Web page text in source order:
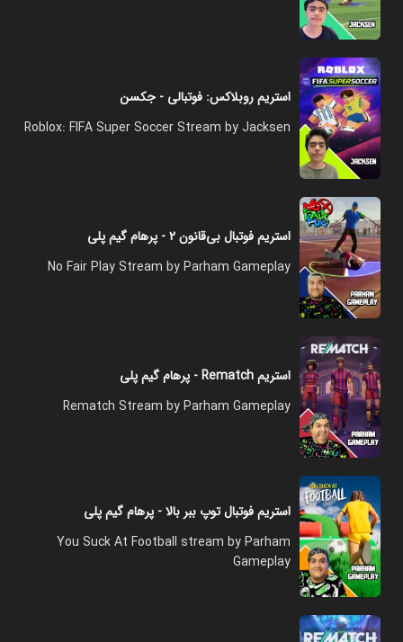
استریم روبلاکس: فوتبالی - جکسن
Roblox: FIFA Super Soccer Stream by Jacksen
استریم فوتبال بی‌قانون ۲ - پرهام گیم پلی
No Fair Play Stream by Parham Gameplay
استریم Rematch - پرهام گیم پلی
Rematch Stream by Parham Gameplay
استریم فوتبال توپ ببر بالا - پرهام گیم پلی
You Suck At Football stream by Parham
Gameplay